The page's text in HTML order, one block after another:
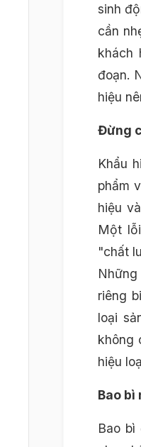
sinh
cần
khách
đoạn.
hiệu
Đừng
Khẩu
phẩm
hiệu
Một
"chất
riêng
loại
không
hiệu
Bao bì
Bao